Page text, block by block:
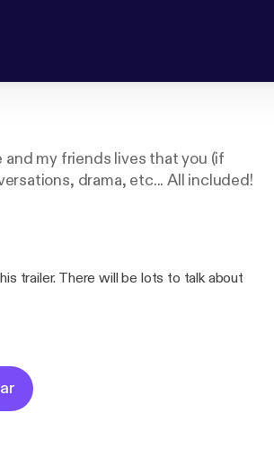
my friends lives that you (if
drama, etc... All included!
trailer. There will be lots to talk about